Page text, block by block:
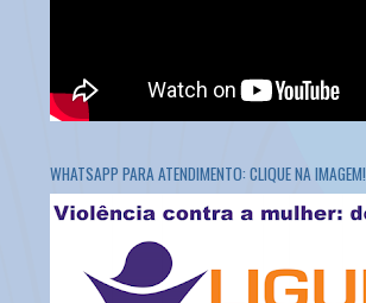
WHATSAPP PARA ATENDIMENTO: CLIQUE NA IMAGEM!